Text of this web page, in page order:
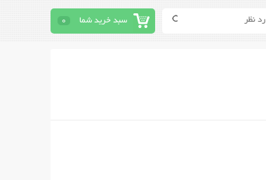
سبد خرید شما 0